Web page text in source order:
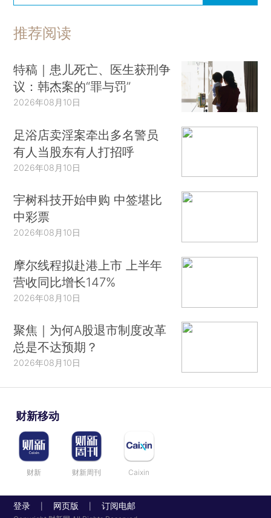
推荐阅读
特稿｜患儿死亡、医生获刑争
议：韩杰案的“罪与罚”
2026年08月10日
足浴店卖淫案牵出多名警员
有人当股东有人打招呼
2026年08月10日
宇树科技开始申购 中签堪比
中彩票
2026年08月10日
摩尔线程拟赴港上市 上半年
营收同比增长147%
2026年08月10日
聚焦｜为何A股退市制度改革
总是不达预期？
2026年08月10日
财新移动
财新 财新周刊 Caixin
登录 网页版 订阅电邮